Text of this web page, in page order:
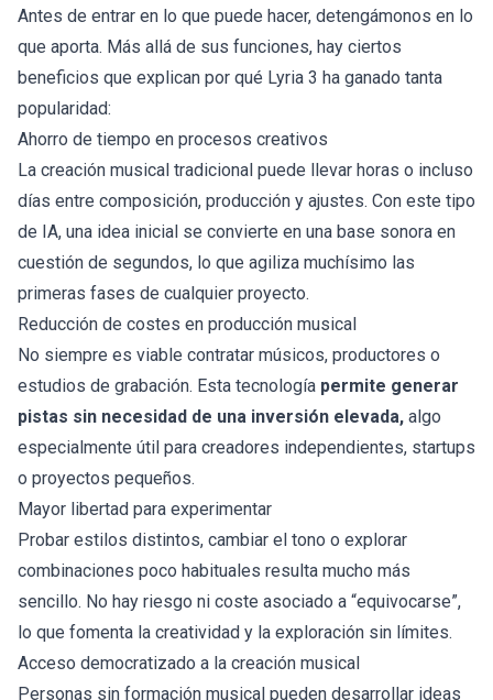
Antes de entrar en lo que puede hacer, detengámonos en lo
que aporta. Más allá de sus funciones, hay ciertos
beneficios que explican por qué Lyria 3 ha ganado tanta
popularidad:
Ahorro de tiempo en procesos creativos
La creación musical tradicional puede llevar horas o incluso
días entre composición, producción y ajustes. Con este tipo
de IA, una idea inicial se convierte en una base sonora en
cuestión de segundos, lo que agiliza muchísimo las
primeras fases de cualquier proyecto.
Reducción de costes en producción musical
No siempre es viable contratar músicos, productores o
estudios de grabación. Esta tecnología permite generar
pistas sin necesidad de una inversión elevada, algo
especialmente útil para creadores independientes, startups
o proyectos pequeños.
Mayor libertad para experimentar
Probar estilos distintos, cambiar el tono o explorar
combinaciones poco habituales resulta mucho más
sencillo. No hay riesgo ni coste asociado a “equivocarse”,
lo que fomenta la creatividad y la exploración sin límites.
Acceso democratizado a la creación musical
Personas sin formación musical pueden desarrollar ideas